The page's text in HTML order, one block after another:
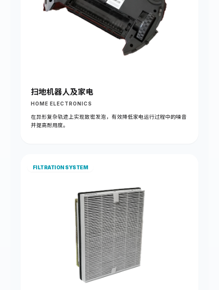
扫地机器人及家电
HOME ELECTRONICS
在异形复杂轨迹上实现致密发泡，有效降低家电运行过程中的噪音
并提高耐用度。
FILTRATION SYSTEM